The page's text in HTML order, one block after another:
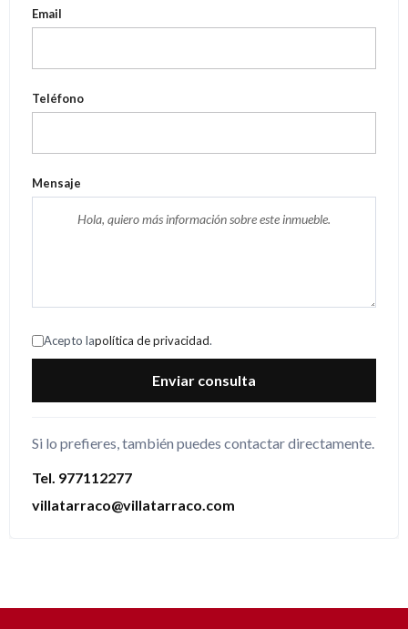
Email
Teléfono
Mensaje
Acepto lapolítica de privacidad.
Enviar consulta
Si lo prefieres, también puedes contactar directamente.
Tel. 977112277
villatarraco@villatarraco.com